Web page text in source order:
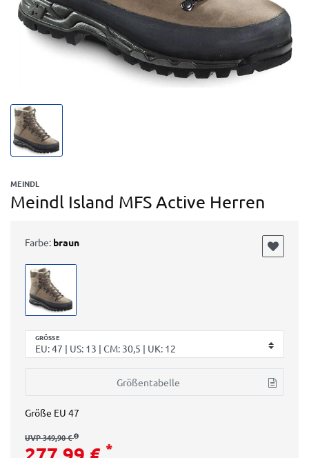
MEINDL
Meindl Island MFS Active Herren
GRÖSSE
Größentabelle
Farbe: braun
Größe EU 47
UVP 349,90 €
*